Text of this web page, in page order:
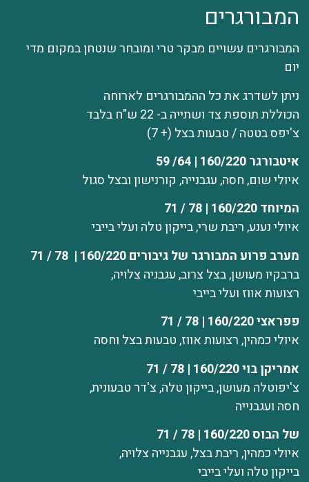
המבורגרים
המבורגרים עשויים מבקר טרי ומובחר שנטחן במקום מדי
יום
ניתן לשדרג את כל ההמבורגרים לארוחה
הכוללת תוספת צד ושתייה ב- 22 ש"ח בלבד
צ'יפס בטטה / טבעות בצל (+ 7)
איטבורגר 160/220 | 64/ 59
איולי שום, חסה, עגבנייה, קורנישון ובצל סגול
המיוחד 160/220 | 78 / 71
איולי נענע, ריבת שרי, בייקון טלה ועלי בייבי
מערב פרוע המבורגר של גיבורים 160/220 | 78 / 71
ברבקיו מעושן, בצל צרוב, עגבניה צלויה,
רצועות אווז ועלי בייבי
פפראצי 160/220 | 78 / 71
איולי כמהין, רצועות אווז, טבעות בצל וחסה
אמריקן בוי 160/220 | 78 / 71
צ'יפוטלה מעושן, בייקון טלה, צ'דר טבעונית,
חסה ועגבנייה
של הבוס 160/220 | 78 / 71
איולי כמהין, ריבת בצל, עגבנייה צלויה,
בייקון טלה ועלי בייבי